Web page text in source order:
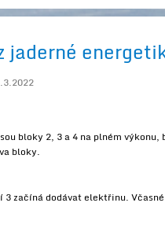
jaderné
bloky 2, 3 a 4 na plném výkonu,
bloky.
začíná dodávat elektřinu.